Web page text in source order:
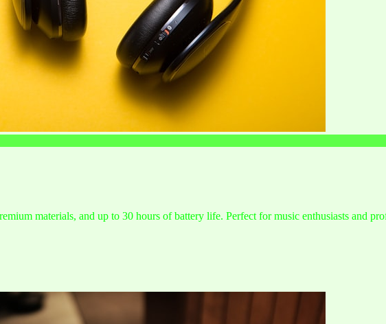
materials, and up to 30 hours of battery life. Perfect for music enthusiasts and